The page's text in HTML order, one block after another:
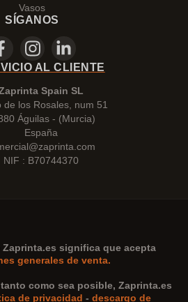
Vasos
SÍGANOS
AL CLIENTE
Spain SL
de los Rosales, num 51
Águilas - (Murcia)
España
NIF : B70744370
Zaprinta.es significa que acepta
generales de venta.
como sea posible, Zaprinta.es
de privacidad - descargo de